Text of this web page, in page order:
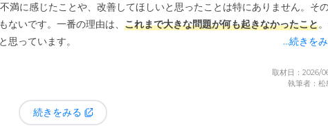
満に感じたことや、改善してほしいと思ったことは特にありません。そ
いです。一番の理由は、 これまで大きな問題が何も起きなかったこと
思っています。
...続きを
取材日：2026/
執筆者：松
続きをみる